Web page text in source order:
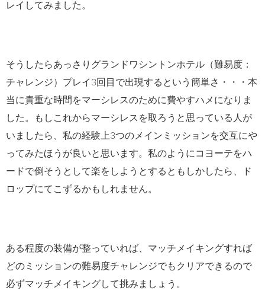
レイしてみました。
そうしたらあっさりグランドワシントンホテル（難易度：
チャレンジ）プレイ3回目で出現するという簡単さ・・・本
当に貴重な時間をマーシレスのために費やすハメになりま
した。もしこれからマーシレスを取ろうと思っている人が
いましたら、私の経験上3つのメインミッションを交互にや
ってみたほうが良いと思います。私のようにコヨーテをハ
ードで倒そうとして楽をしようとするともしかしたら、ド
ロップにてこずるかもしれません。
ある程度の装備が整っていれば、マッチメイキングすれば
どのミッションの難易度チャレンジでもクリアできるので
必ずマッチメイキングして挑みましょう。